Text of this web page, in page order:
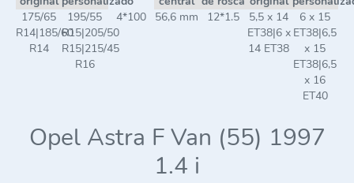
175/65
R14|185/60
R14
195/55
R15|205/50
R15|215/45
R16
4*100 56,6 mm 12*1.5
5,5 x 14
ET38|6 x
14 ET38
6 x 15
ET38|6,5
x 15
ET38|6,5
x 16
ET40
Opel Astra F Van (55) 1997
1.4 i